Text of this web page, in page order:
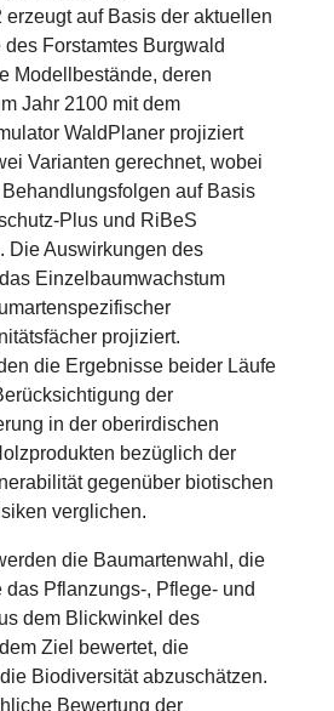
erzeugt auf Basis der aktuellen
Forstamtes Burgwald
Modellbestände, deren
Jahr 2100 mit dem
WaldPlaner projiziert
Varianten gerechnet, wobei
auf Basis
Plus und RiBeS
Die Auswirkungen des
Einzelbaumwachstum
projiziert.
die Ergebnisse beider Läufe
der
in der oberirdischen
bezüglich der
gegenüber biotischen
verglichen.
die Baumartenwahl, die
das Pflanzungs-, Pflege- und
dem Blickwinkel des
Ziel bewertet, die
Biodiversität abzuschätzen.
Bewertung der